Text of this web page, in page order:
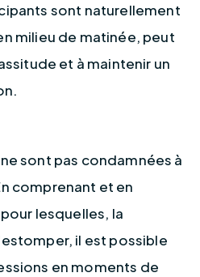
sont naturellement
milieu de matinée, peut
et à maintenir un
sont pas condamnées à
comprenant et en
lesquelles, la
il est possible
en moments de